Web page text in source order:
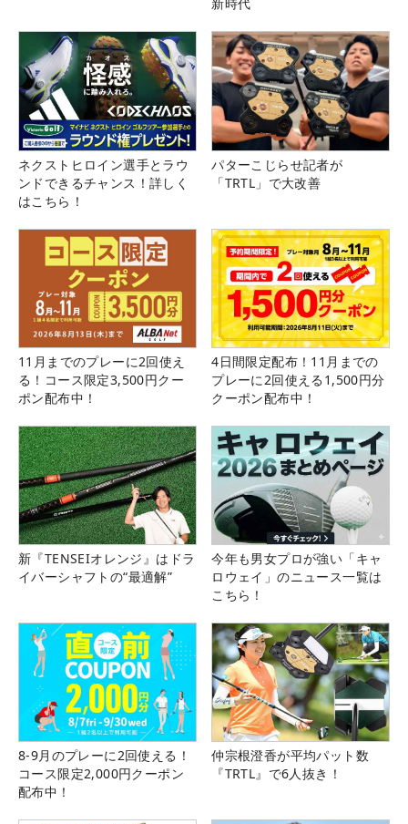
新時代
ネクストヒロイン選手とラウ
ンドできるチャンス！詳しく
はこちら！
パターこじらせ記者が
「TRTL」で大改善
11月までのプレーに2回使え
る！コース限定3,500円クー
ポン配布中！
4日間限定配布！11月までの
プレーに2回使える1,500円分
クーポン配布中！
新『TENSEIオレンジ』はドラ
イバーシャフトの“最適解”
今年も男女プロが強い「キャ
ロウェイ」のニュース一覧は
こちら！
8-9月のプレーに2回使える！
コース限定2,000円クーポン
配布中！
仲宗根澄香が平均パット数
『TRTL』で6人抜き！